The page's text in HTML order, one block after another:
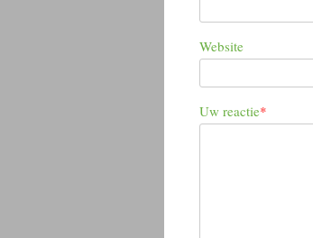
Website
Uw reactie*